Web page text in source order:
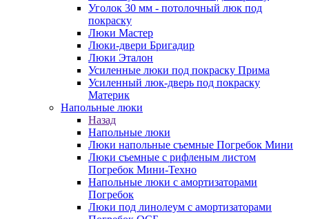
Уголок 30 мм - потолочный люк под
покраску
Люки Мастер
Люки-двери Бригадир
Люки Эталон
Усиленные люки под покраску Прима
Усиленный люк-дверь под покраску
Материк
Напольные люки
Назад
Напольные люки
Люки напольные съемные Погребок Мини
Люки съемные с рифленым листом
Погребок Мини-Техно
Напольные люки с амортизаторами
Погребок
Люки под линолеум с амортизаторами